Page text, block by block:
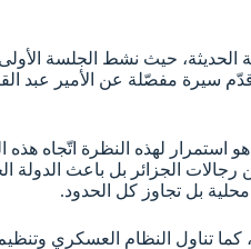
الحديثة، حيث نشط الجلسة
سيرة مفصّلة عن الأمير عبد
استمرار لهذه النظرة اتّجاه هذه
الجزائر بل باعث الدولة
بل تجاوز كل الحدود.
تناول النظام العسكري وتنظيم